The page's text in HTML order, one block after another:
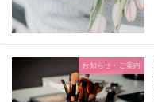
お知らせ・ご案内